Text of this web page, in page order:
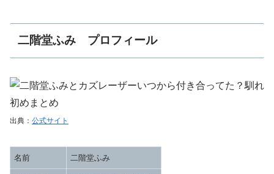
二階堂ふみ プロフィール
出典： 公式サイト
名前 二階堂ふみ